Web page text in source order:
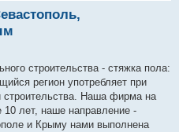
строительства - стяжка пола:
регион употребляет при
строительства. Наша фирма на
лет, наше направление -
и Крыму нами выполнена